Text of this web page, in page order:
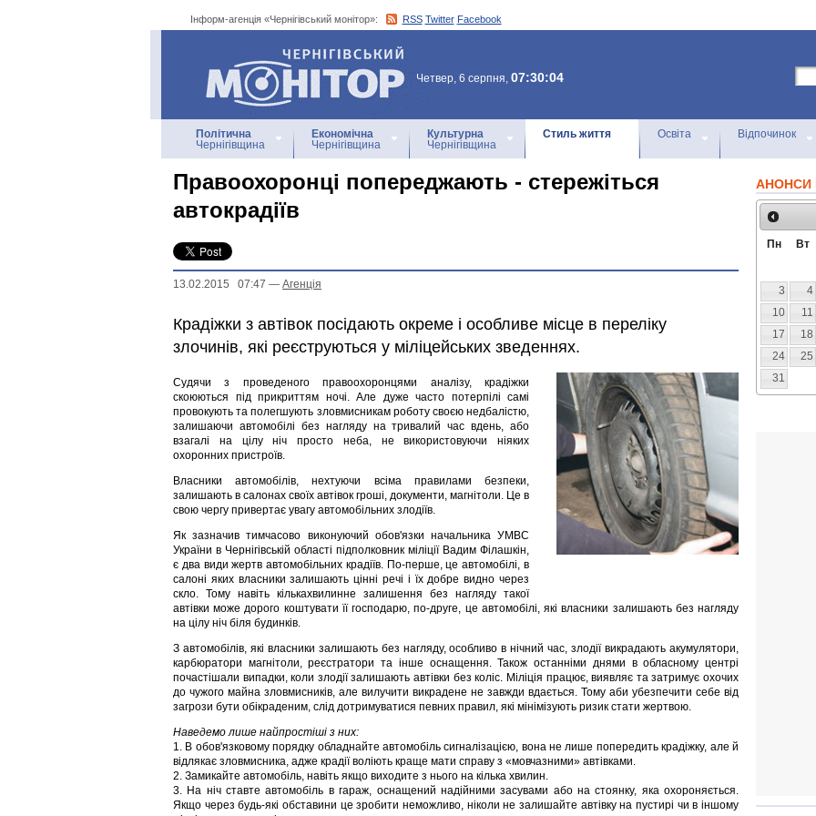
Інформ-агенція «Чернігівський монітор»: RSS Twitter Facebook
Інформ-агенція
«Чернігівський монітор»
Четвер, 6 серпня, 07:30:04
Політична
Чернігівщина
Економічна
Чернігівщина
Культурна
Чернігівщина
Стиль життя Освіта Відпочинок
Правоохоронці попереджають - стережіться
автокрадіїв
13.02.2015 07:47 — Агенцiя
Крадіжки з автівок посідають окреме і особливе місце в переліку
злочинів, які реєструються у міліцейських зведеннях.
Судячи з проведеного правоохоронцями аналізу, крадіжки
скоюються під прикриттям ночі. Але дуже часто потерпілі самі
провокують та полегшують зловмисникам роботу своєю недбалістю,
залишаючи автомобілі без нагляду на тривалий час вдень, або
взагалі на цілу ніч просто неба, не використовуючи ніяких
охоронних пристроїв.
Власники автомобілів, нехтуючи всіма правилами безпеки,
залишають в салонах своїх автівок гроші, документи, магнітоли. Це в
свою чергу привертає увагу автомобільних злодіїв.
Як зазначив тимчасово виконуючий обов'язки начальника УМВС
України в Чернігівській області підполковник міліції Вадим Філашкін,
є два види жертв автомобільних крадіїв. По-перше, це автомобілі, в
салоні яких власники залишають цінні речі і їх добре видно через
скло. Тому навіть кількахвилинне залишення без нагляду такої
автівки може дорого коштувати її господарю, по-друге, це автомобілі, які власники залишають без нагляду
на цілу ніч біля будинків.
З автомобілів, які власники залишають без нагляду, особливо в нічний час, злодії викрадають акумулятори,
карбюратори магнітоли, реєстратори та інше оснащення. Також останніми днями в обласному центрі
почастішали випадки, коли злодії залишають автівки без коліс. Міліція працює, виявляє та затримує охочих
до чужого майна зловмисників, але вилучити викрадене не завжди вдається. Тому аби убезпечити себе від
загрози бути обікраденим, слід дотримуватися певних правил, які мінімізують ризик стати жертвою.
Наведемо лише найпростіші з них:
1. В обов'язковому порядку обладнайте автомобіль сигналізацією, вона не лише попередить крадіжку, але й
відлякає зловмисника, адже крадії воліють краще мати справу з «мовчазними» автівками.
2. Замикайте автомобіль, навіть якщо виходите з нього на кілька хвилин.
3. На ніч ставте автомобіль в гараж, оснащений надійними засувами або на стоянку, яка охороняється.
Якщо через будь-які обставини це зробити неможливо, ніколи не залишайте автівку на пустирі чи в іншому
АНОНСИ
Пн Вт
3
4
10
11
17
18
24
25
31